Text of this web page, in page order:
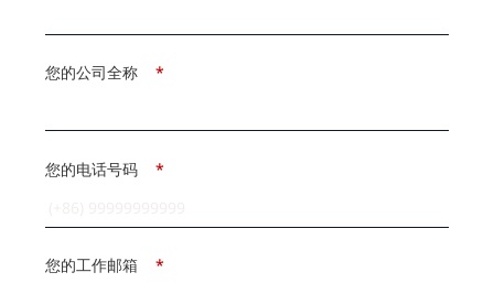
*
您的公司全称
*
您的电话号码
*
您的工作邮箱